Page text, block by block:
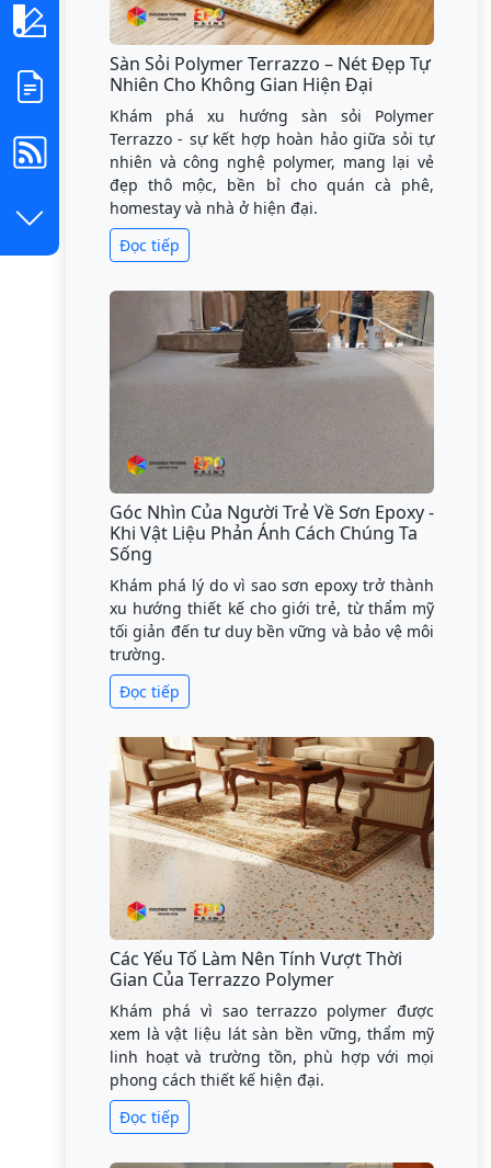
Sàn Sỏi Polymer Terrazzo – Nét Đẹp Tự
Nhiên Cho Không Gian Hiện Đại
Khám phá xu hướng sàn sỏi Polymer
Terrazzo - sự kết hợp hoàn hảo giữa sỏi tự
nhiên và công nghệ polymer, mang lại vẻ
đẹp thô mộc, bền bỉ cho quán cà phê,
homestay và nhà ở hiện đại.
Đọc tiếp
Góc Nhìn Của Người Trẻ Về Sơn Epoxy -
Khi Vật Liệu Phản Ánh Cách Chúng Ta
Sống
Khám phá lý do vì sao sơn epoxy trở thành
xu hướng thiết kế cho giới trẻ, từ thẩm mỹ
tối giản đến tư duy bền vững và bảo vệ môi
trường.
Đọc tiếp
Các Yếu Tố Làm Nên Tính Vượt Thời
Gian Của Terrazzo Polymer
Khám phá vì sao terrazzo polymer được
xem là vật liệu lát sàn bền vững, thẩm mỹ
linh hoạt và trường tồn, phù hợp với mọi
phong cách thiết kế hiện đại.
Đọc tiếp